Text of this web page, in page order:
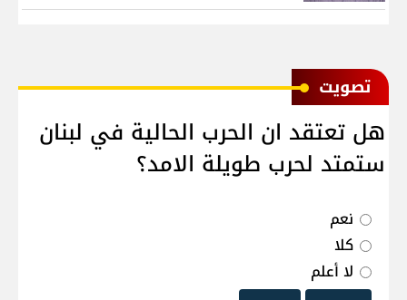
ﺗﺼﻮﻳﺖ
هل تعتقد ان الحرب الحالية في لبنان
ستمتد لحرب طويلة الامد؟
نعم
كلا
لا أعلم